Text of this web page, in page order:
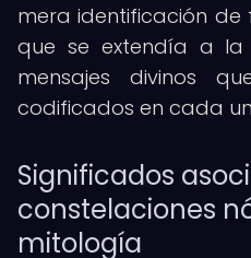
mera identificación de
que se extendía a la
mensajes divinos
codificados en cada
Significados
constelaciones
mitología